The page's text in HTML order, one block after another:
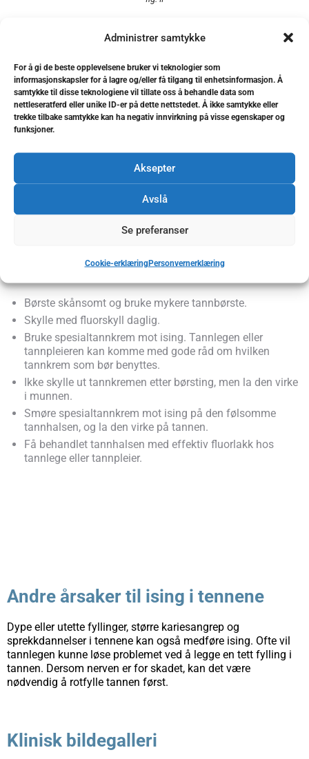
Administrer samtykke
For å gi de beste opplevelsene bruker vi teknologier som
informasjonskapsler for å lagre og/eller få tilgang til enhetsinformasjon. Å
samtykke til disse teknologiene vil tillate oss å behandle data som
nettleseratferd eller unike ID-er på dette nettstedet. Å ikke samtykke eller
trekke tilbake samtykke kan ha negativ innvirkning på visse egenskaper og
funksjoner.
Aksepter
Avslå
Se preferanser
Cookie-erklæringPersonvernerklæring
fig. IV
På lengre sikt kan feil børsteteknikk medføre slitasjeskader
på selve tannen (fig III). Dersom skaden blir dyp, kan det bli
nødvendig å restaurere tannen med en fylling (fig IV).
Børste skånsomt og bruke mykere tannbørste.
Skylle med fluorskyll daglig.
Bruke spesialtannkrem mot ising. Tannlegen eller
tannpleieren kan komme med gode råd om hvilken
tannkrem som bør benyttes.
Ikke skylle ut tannkremen etter børsting, men la den virke
i munnen.
Smøre spesialtannkrem mot ising på den følsomme
tannhalsen, og la den virke på tannen.
Få behandlet tannhalsen med effektiv fluorlakk hos
tannlege eller tannpleier.
Andre årsaker til ising i tennene
Dype eller utette fyllinger, større kariesangrep og
sprekkdannelser i tennene kan også medføre ising. Ofte vil
tannlegen kunne løse problemet ved å legge en tett fylling i
tannen. Dersom nerven er for skadet, kan det være
nødvendig å rotfylle tannen først.
Klinisk bildegalleri